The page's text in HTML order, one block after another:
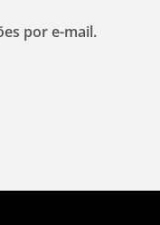
por e-mail.